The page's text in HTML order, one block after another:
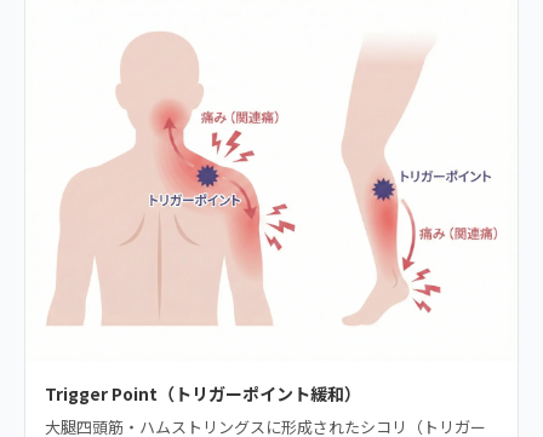
Trigger Point（トリガーポイント緩和）
大腿四頭筋・ハムストリングスに形成されたシコリ（トリガー